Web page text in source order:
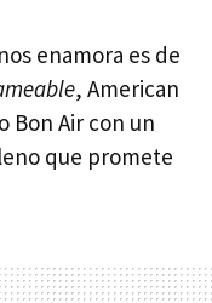
enamora es de
, American
Bon Air con un
que promete